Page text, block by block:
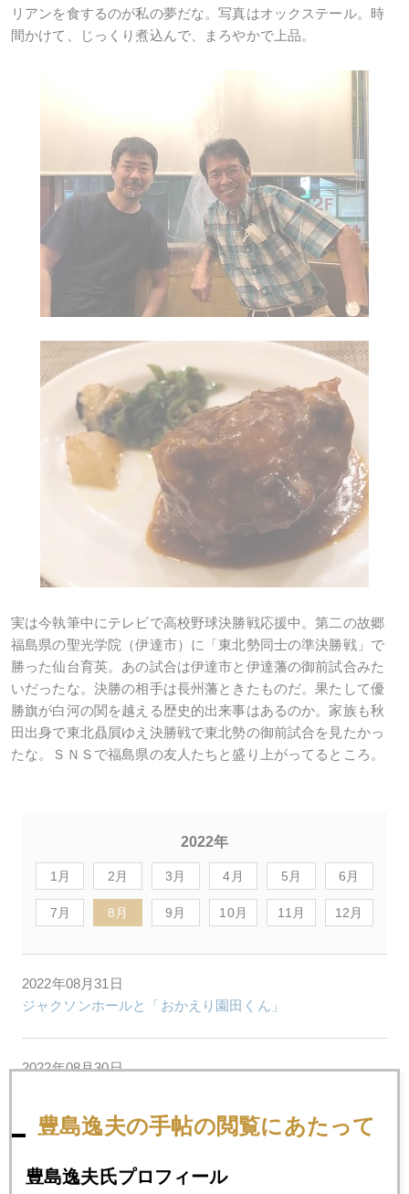
リアンを食するのが私の夢だな。写真はオックステール。時
間かけて、じっくり煮込んで、まろやかで上品。
実は今執筆中にテレビで高校野球決勝戦応援中。第二の故郷
福島県の聖光学院（伊達市）に「東北勢同士の準決勝戦」で
勝った仙台育英。あの試合は伊達市と伊達藩の御前試合みた
いだったな。決勝の相手は長州藩ときたものだ。果たして優
勝旗が白河の関を越える歴史的出来事はあるのか。家族も秋
田出身で東北贔屓ゆえ決勝戦で東北勢の御前試合を見たかっ
たな。ＳＮＳで福島県の友人たちと盛り上がってるところ。
2022年
1月 2月 3月 4月 5月 6月
7月 8月 9月 10月 11月 12月
2022年08月31日
ジャクソンホールと「おかえり園田くん」
2022年08月30日
ジャクソンホール大波乱、ＮＹ金安に円安
豊島逸夫の手帖の閲覧にあたって
豊島逸夫氏プロフィール